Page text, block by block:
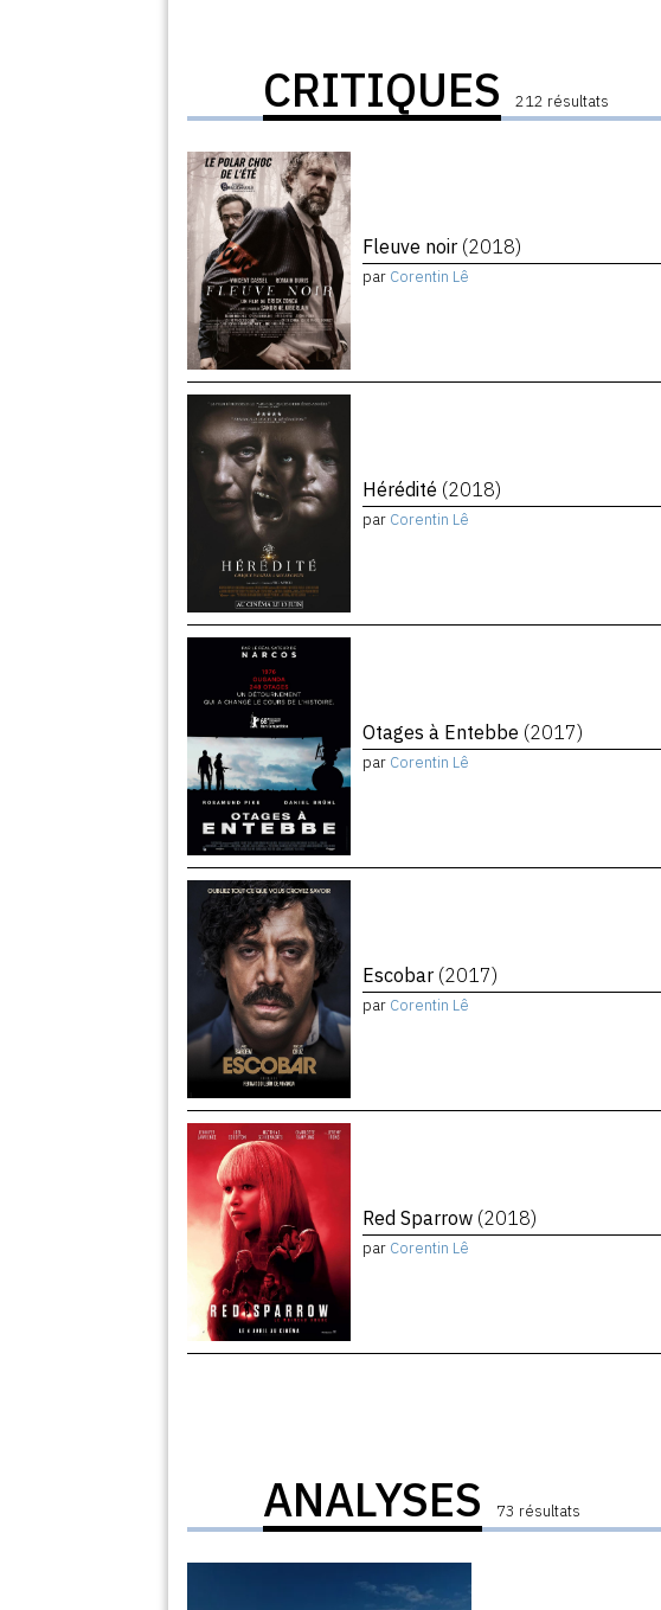
CRITIQUES 212 résultats
Fleuve noir (2018)
par Corentin Lê
Hérédité (2018)
par Corentin Lê
Otages à Entebbe (2017)
par Corentin Lê
Escobar (2017)
par Corentin Lê
Red Sparrow (2018)
par Corentin Lê
ANALYSES 73 résultats